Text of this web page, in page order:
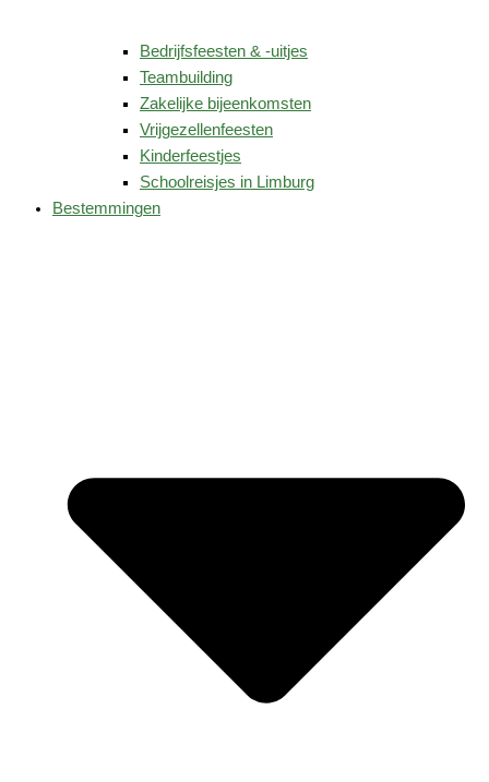
Bedrijfsfeesten & -uitjes
Teambuilding
Zakelijke bijeenkomsten
Vrijgezellenfeesten
Kinderfeestjes
Schoolreisjes in Limburg
Bestemmingen